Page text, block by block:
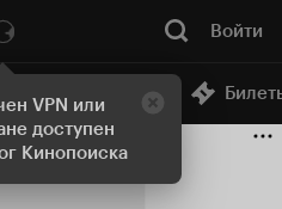
VPN или
доступен
Кинопоиска
Войти
Онлайн-кинотеатр